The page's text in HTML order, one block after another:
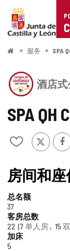
Portal
de
Turismo
de
Castilla
León
开
服务 SPA
SPA QH
从
笔
记
中
加/
删
除
推
特
酒店
值
得
信
赖
的
机
有
CASTILLA
Y
LEÓN
信
托
房间和座
总名额
37
客房总数
22 7 单人房 15
加床
5